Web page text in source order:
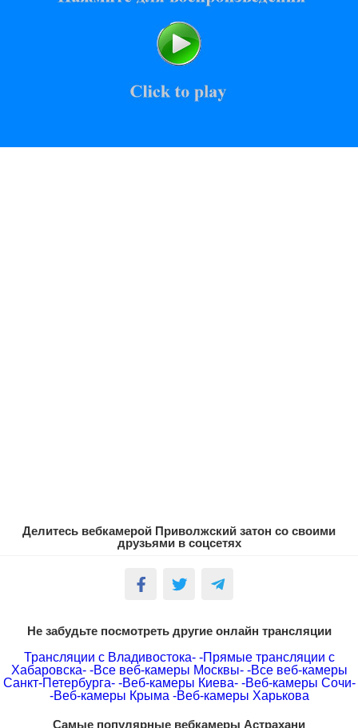
Делитесь вебкамерой Приволжский затон со своими
друзьями в соцсетях
Не забудьте посмотреть другие онлайн трансляции
Трансляции с Владивостока- -Прямые трансляции с
Хабаровска- -Все веб-камеры Москвы- -Все веб-камеры
Санкт-Петербурга- -Веб-камеры Киева- -Веб-камеры Сочи-
-Веб-камеры Крыма -Веб-камеры Харькова
Самые популярные вебкамеры Астрахани